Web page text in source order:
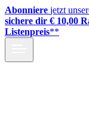
Abonniere jetzt
sichere dir € 10,00
Listenpreis**